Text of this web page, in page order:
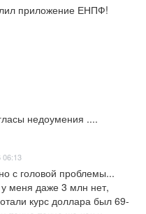
приложение ЕНПФ!
недоумения ....
06:13
с головой проблемы...
меня даже 3 млн нет,
курс доллара был 69-